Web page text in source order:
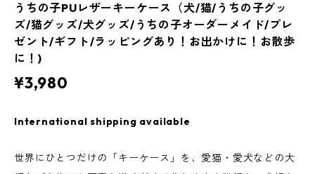
うちの子PUレザーキーケース（犬/猫/うちの子グッ
ズ/猫グッズ/犬グッズ/うちの子オーダーメイド/プレ
ゼント/ギフト/ラッピングあり！お出かけに！お散歩
に！)
¥3,980
International shipping available
世界にひとつだけの「キーケース」を、愛猫・愛犬などの大